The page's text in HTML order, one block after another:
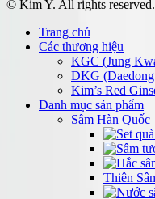
© Kim Y. All rights reserved.
Trang chủ
Các thương hiệu
KGC (Jung
DKG
Kim’s Red
Danh mục sản phẩm
Sâm Hàn Quốc
Thiên